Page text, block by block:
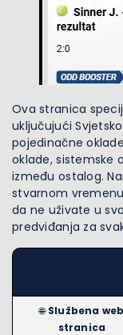
Ova stranica
uključujući
pojedinačne
oklade, sistemske
između ostalog.
stvarnom
da ne uživate u
predviđanja za
🌐Službena web
stranica